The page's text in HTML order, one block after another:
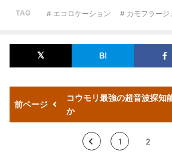
TAG # エコロケーション # カモフラージ
前ページ
コウモリ最強の超音波探知
か
< 1 2